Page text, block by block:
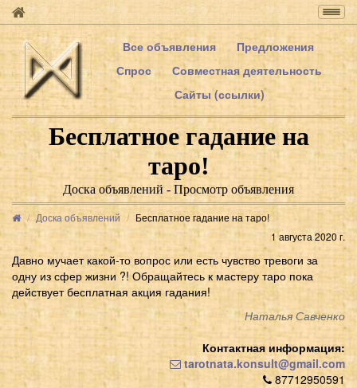
Все объявления
Предложения
Спрос
Совместная деятельность
Сайты (ссылки)
Бесплатное гадание на
таро!
Доска объявлений - Просмотр объявления
Доска объявлений
Бесплатное гадание на таро!
1 августа 2020 г.
Давно мучает какой-то вопрос или есть чувство тревоги за
одну из сфер жизни ?! Обращайтесь к мастеру таро пока
действует бесплатная акция гадания!
Наталья Савченко
Контактная информация:
tarotnata.konsult@gmail.com
87712950591